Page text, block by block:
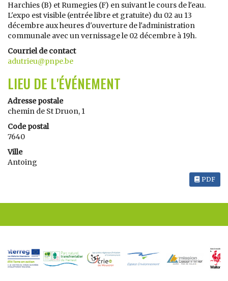
Harchies (B) et Rumegies (F) en suivant le cours de l'eau.
L'expo est visible (entrée libre et gratuite) du 02 au 13
décembre aux heures d'ouverture de l'administration
communale avec un vernissage le 02 décembre à 19h.
Courriel de contact
adutrieu@pnpe.be
LIEU DE L'ÉVÉNEMENT
Adresse postale
chemin de St Druon, 1
Code postal
7640
Ville
Antoing
PDF